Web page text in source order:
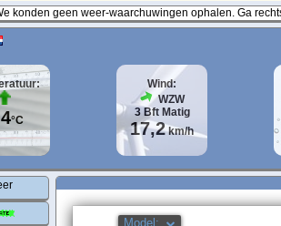
konden geen weer-waarchuwingen ophalen. Ga
°C
Wind:
WZW
3Bft Matig
17,2km/h